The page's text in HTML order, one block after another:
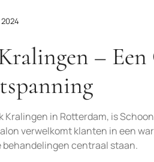
2024
– Een
in Rotterdam, is
verwelkomt klanten in een
centraal staan.